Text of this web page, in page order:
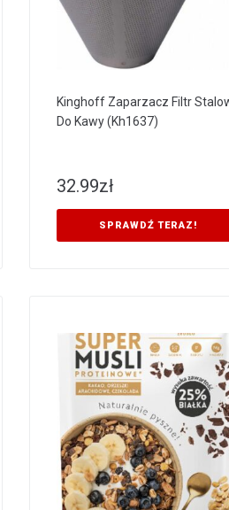
Kinghoff Zaparzacz Filtr
Do Kawy (Kh1637)
32.99zł
SPRAWDŹ TERAZ!